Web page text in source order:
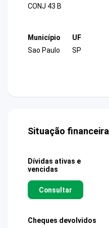
CONJ 43 B
Município
Sao Paulo
UF
SP
Situação financeira
Dívidas ativas e
vencidas
Consultar
Cheques devolvidos